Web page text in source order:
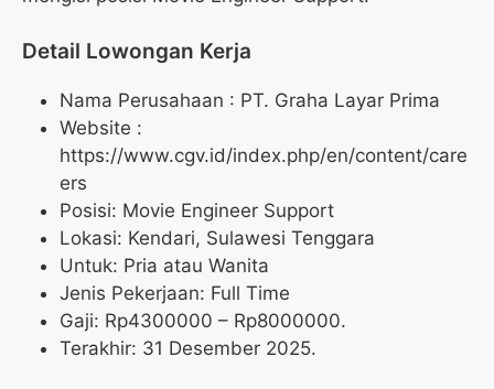
Detail Lowongan Kerja
Nama Perusahaan : PT. Graha Layar Prima
Website :
https://www.cgv.id/index.php/en/content/care
ers
Posisi: Movie Engineer Support
Lokasi: Kendari, Sulawesi Tenggara
Untuk: Pria atau Wanita
Jenis Pekerjaan: Full Time
Gaji: Rp4300000 – Rp8000000.
Terakhir: 31 Desember 2025.